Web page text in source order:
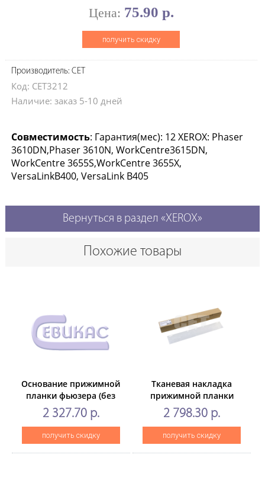
Цена: 75.90 р.
получить скидку
Производитель: CET
Код: CET3212
Наличие: заказ 5-10 дней
Совместимость: Гарантия(мес): 12 XEROX: Phaser
3610DN,Phaser 3610N, WorkCentre3615DN,
WorkCentre 3655S,WorkCentre 3655X,
VersaLinkB400, VersaLink B405
Вернуться в раздел «XEROX»
Похожие товары
Основание прижимной
планки фьюзера (без
тканевойнакладки) для
XEROX VersaLink
B400/B405 (CET),
CET561088
2 327.70 р.
получить скидку
Тканевая накладка
прижимной планки
фьюзера для
XEROXVersaLink
B7025/7030, C7020/7030
(CET), CET311013
2 798.30 р.
получить скидку